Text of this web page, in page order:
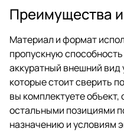
Преимущества
Материал и формат
пропускную
аккуратный внешний вид
которые стоит сверить
вы комплектуете объект,
остальными позициями
назначению и условиям